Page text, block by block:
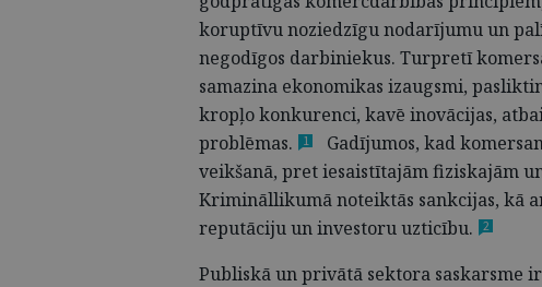
koruptīvu noziedzīgu nodarījumu un
negodīgos darbiniekus. Turpretī
samazina ekonomikas izaugsmi,
kropļo konkurenci, kavē inovācijas,
problēmas.
1
Gadījumos, kad
veikšanā, pret iesaistītajām fiziskajām
Krimināllikumā noteiktās sankcijas, kā
reputāciju un investoruuzticību. 2
Publiskā un privātā sektora saskarsme